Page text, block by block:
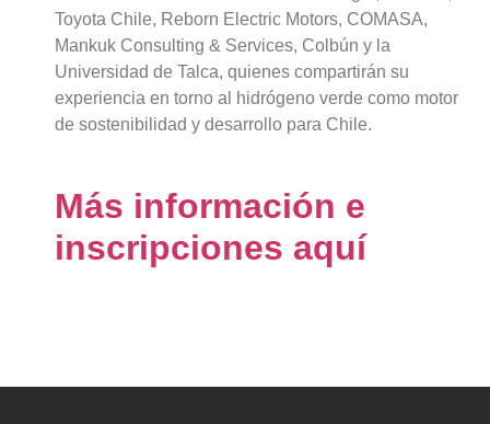
Toyota Chile, Reborn Electric Motors, COMASA,
Mankuk Consulting & Services, Colbún y la
Universidad de Talca, quienes compartirán su
experiencia en torno al hidrógeno verde como motor
de sostenibilidad y desarrollo para Chile.
Más información e
inscripciones aquí